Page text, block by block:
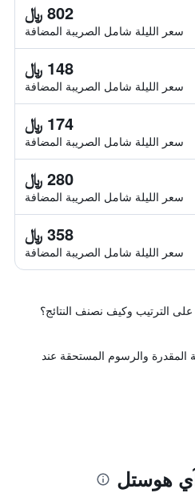
802 ﷼
سعر الليلة شامل الصريبة المضافة
148 ﷼
سعر الليلة شامل الصريبة المضافة
174 ﷼
سعر الليلة شامل الصريبة المضافة
280 ﷼
سعر الليلة شامل الصريبة المضافة
358 ﷼
سعر الليلة شامل الصريبة المضافة
على الترتيب وكيف نصنف النتائج؟
المقدرة والرسوم المستحقة عند
هوستل